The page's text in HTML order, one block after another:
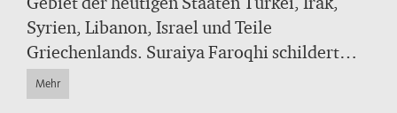
Syrien, Libanon, Israel und Teile
Griechenlands. Suraiya Faroqhi schildert
kenntnisreich und lebendig die Geschichte
des mächtigen Reiches von seinen Anfängen
Mehr